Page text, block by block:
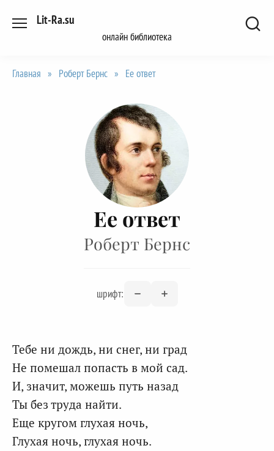
Lit-Ra.su
онлайн библиотека
Главная » Роберт Бернс » Ее ответ
Ее ответ
Роберт Бернс
шрифт:
Тебе ни дождь, ни снег, ни град
Не помешал попасть в мой сад.
И, значит, можешь путь назад
Ты без труда найти.
Еще кругом глухая ночь,
Глухая ночь, глухая ночь.